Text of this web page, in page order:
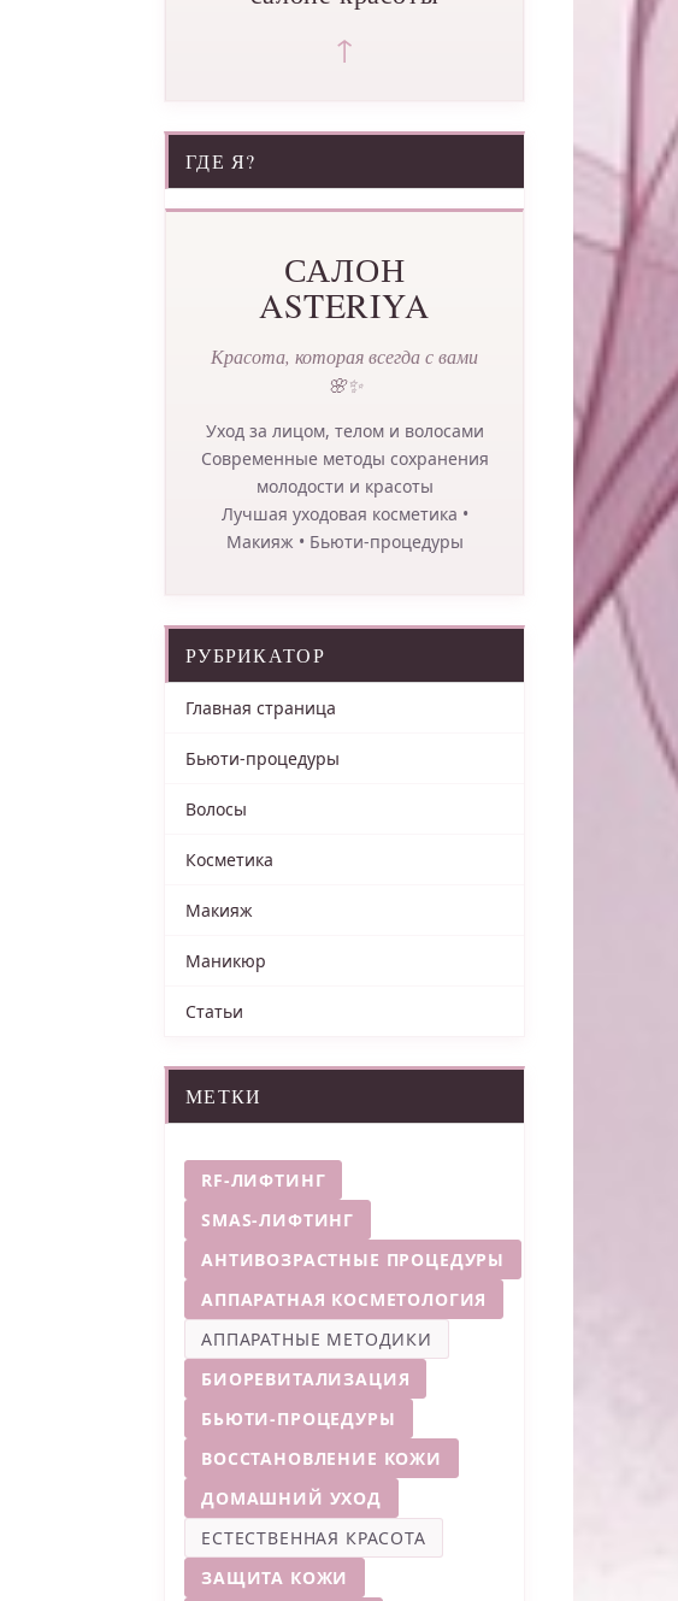
↑
ГДЕ Я?
САЛОН
ASTERIYA
Красота, которая всегда с вами
🌸✨
Уход за лицом, телом и волосами
Современные методы сохранения
молодости и красоты
Лучшая уходовая косметика •
Макияж • Бьюти-процедуры
РУБРИКАТОР
Главная страница
Бьюти-процедуры
Волосы
Косметика
Макияж
Маникюр
Статьи
МЕТКИ
RF-ЛИФТИНГ
SMAS-ЛИФТИНГ
АНТИВОЗРАСТНЫЕ ПРОЦЕДУРЫ
АППАРАТНАЯ КОСМЕТОЛОГИЯ
АППАРАТНЫЕ МЕТОДИКИ
БИОРЕВИТАЛИЗАЦИЯ
БЬЮТИ-ПРОЦЕДУРЫ
ВОССТАНОВЛЕНИЕ КОЖИ
ДОМАШНИЙ УХОД
ЕСТЕСТВЕННАЯ КРАСОТА
ЗАЩИТА КОЖИ